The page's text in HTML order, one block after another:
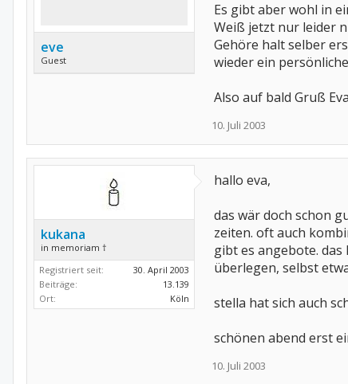
eve
Guest
Es gibt aber wohl in
Weiß jetzt nur leider
Gehöre halt selber
wieder ein
Also auf bald Gruß Eva
10. Juli 2003
kukana
in memoriam †
Registriert seit:
30. April 2003
Beiträge:
13.139
Ort:
Köln
hallo eva,
das wär doch schon
zeiten. oft auch
gibt es angebote.
überlegen, selbst
stella hat sich auch
schönen abend erst
10. Juli 2003